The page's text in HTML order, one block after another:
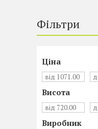
Фільтри
Ціна
Висота
Виробник